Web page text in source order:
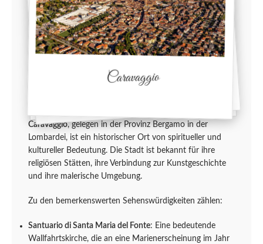
Caravaggio, gelegen in der Provinz Bergamo in der
Lombardei, ist ein historischer Ort von spiritueller und
kultureller Bedeutung. Die Stadt ist bekannt für ihre
religiösen Stätten, ihre Verbindung zur Kunstgeschichte
und ihre malerische Umgebung.
Zu den bemerkenswerten Sehenswürdigkeiten zählen:
Santuario di Santa Maria del Fonte: Eine bedeutende
Wallfahrtskirche, die an eine Marienerscheinung im Jahr
Caravaggio